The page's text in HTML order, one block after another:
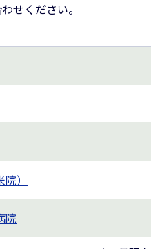
せください。
）
院